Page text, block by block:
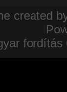
created